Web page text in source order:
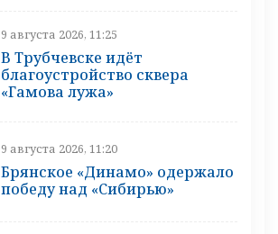
9 августа 2026, 11:25
В Трубчевске идёт
благоустройство сквера
«Гамова лужа»
9 августа 2026, 11:20
Брянское «Динамо» одержало
победу над «Сибирью»